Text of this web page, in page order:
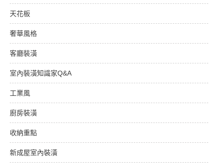
天花板
奢華風格
客廳裝潢
室內裝潢知識家Q&A
工業風
廚房裝潢
收納重點
新成屋室內裝潢